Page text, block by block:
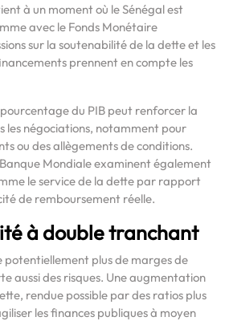
à un moment où le Sénégal est
avec le Fonds Monétaire
sur la soutenabilité de la dette et les
prennent en compte les
du PIB peut renforcer la
les négociations, notamment pour
ou des allègements de conditions.
Mondiale examinent également
le service de la dette par rapport
de remboursement réelle.
à double tranchant
potentiellement plus de marges de
aussi des risques. Une augmentation
rendue possible par des ratios plus
les finances publiques à moyen